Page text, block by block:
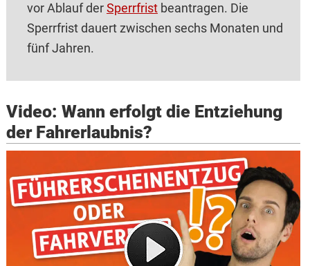
vor Ablauf derSperrfristbeantragen. Die
Sper‌rfrist dauert zwischen sechs Monaten und
fünf Jahren.
Video: Wann erfolgt die Entziehung
der Fahrerlaubnis?